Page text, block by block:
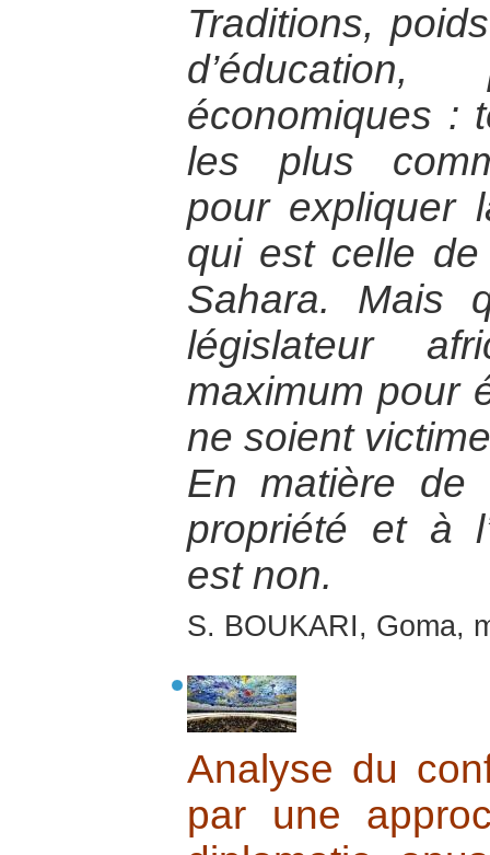
Traditions,
d’éducation,
économiques :
les plus
pour expliquer
qui est celle
Sahara. Mais
législateur
maximum pour
ne soient
En matière
propriété et à
est non.
S. BOUKARI, Goma,
Analyse du
par une